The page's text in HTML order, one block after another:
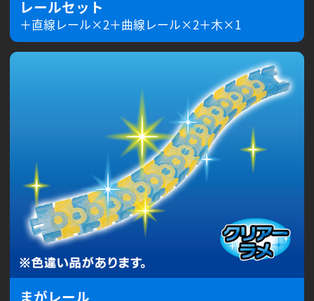
レールセット
＋直線レール×2＋曲線レール×2＋木×1
まがレール